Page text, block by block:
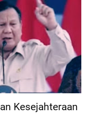
Kesejahteraan